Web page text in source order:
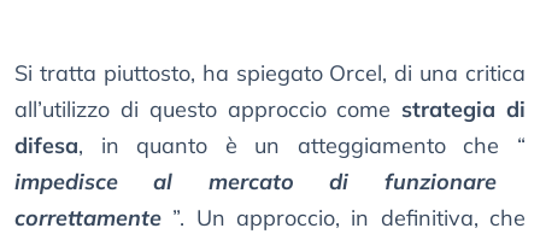
Si tratta piuttosto, ha spiegato Orcel, di una critica
all’utilizzo di questo approccio come strategia di
difesa, in quanto è un atteggiamento che “
impedisce al mercato di funzionare
correttamente ”. Un approccio, in definitiva, che